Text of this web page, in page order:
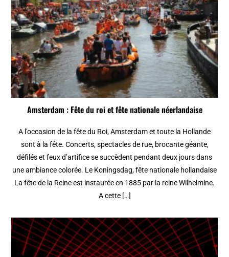
Amsterdam : Fête du roi et fête nationale néerlandaise
A l’occasion de la fête du Roi, Amsterdam et toute la Hollande
sont à la fête. Concerts, spectacles de rue, brocante géante,
défilés et feux d’artifice se succèdent pendant deux jours dans
une ambiance colorée. Le Koningsdag, fête nationale hollandaise
La fête de la Reine est instaurée en 1885 par la reine Wilhelmine.
A cette […]